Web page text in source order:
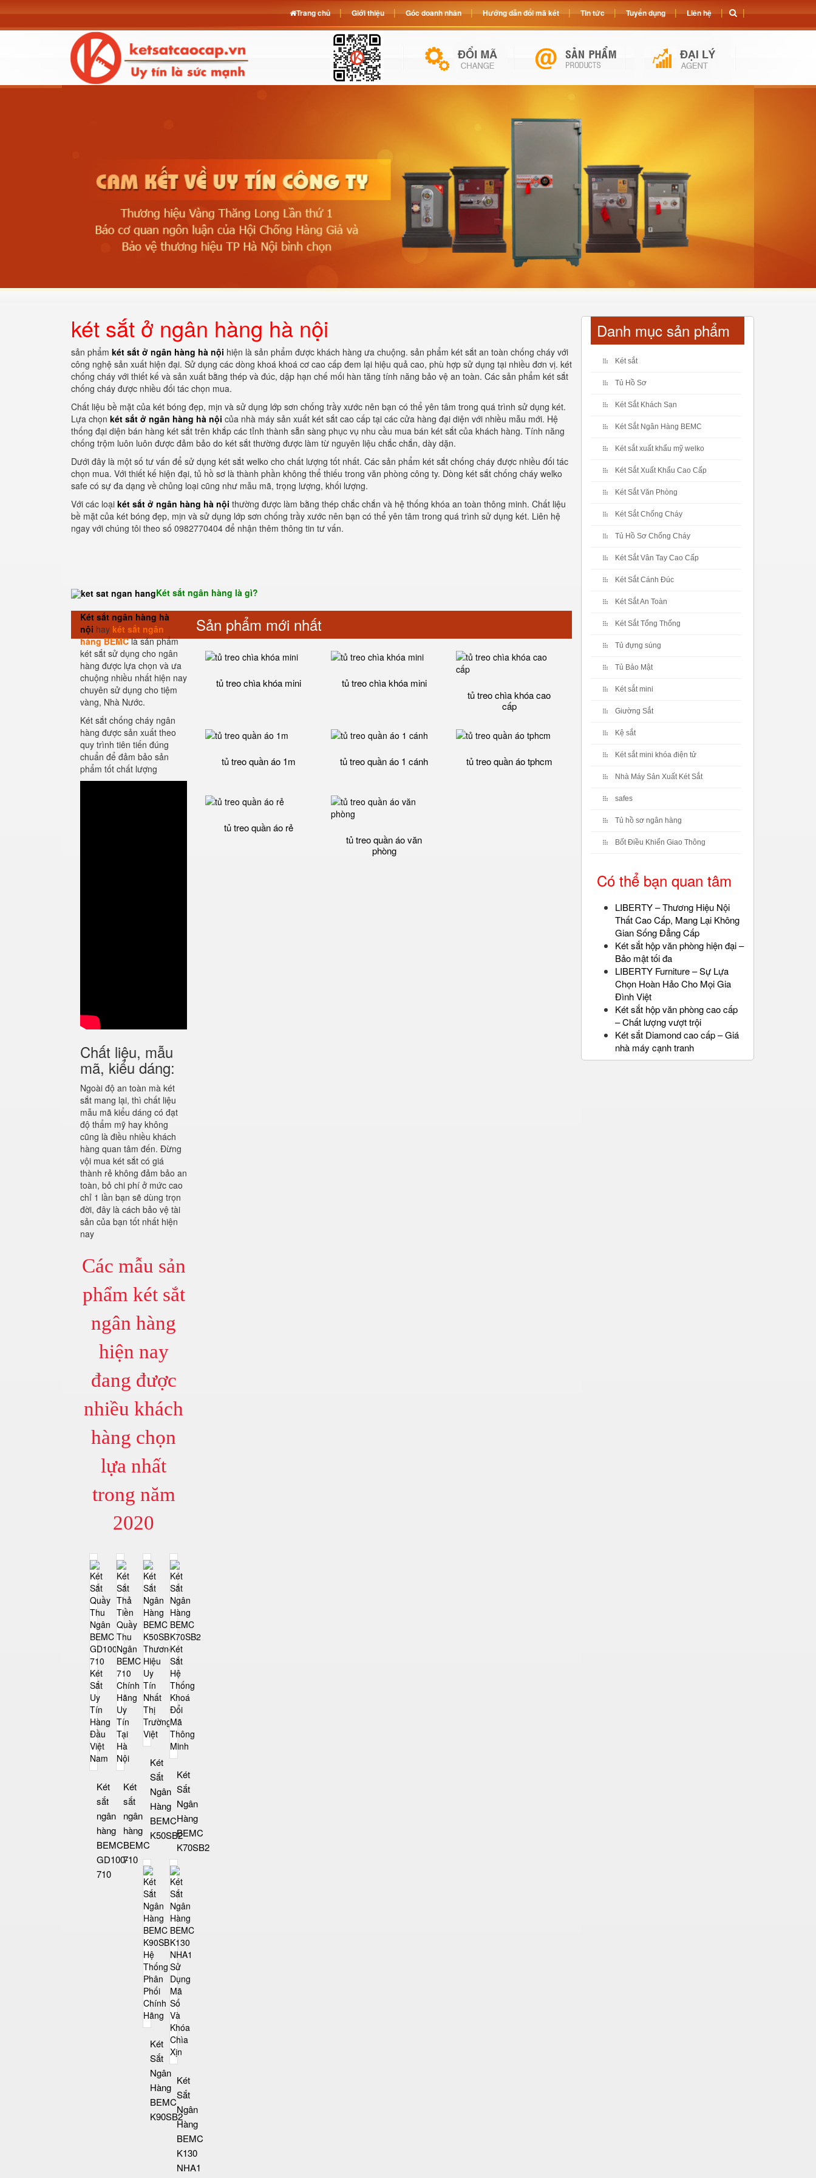
két sắt ở ngân hàng hà nội
sản phẩm két sắt ở ngân hàng hà nội hiện là sản phẩm được khách hàng ưa chuộng. sản phẩm két sắt an toàn chống cháy với
công nghệ sản xuất hiện đại. Sử dụng các dòng khoá khoá cơ cao cấp đem lại hiệu quả cao, phù hợp sử dụng tại nhiều đơn vị. két
chống cháy với thiết kế và sản xuất bằng thép và đúc, dập hạn chế mối hàn tăng tính năng bảo vệ an toàn. Các sản phẩm két sắt
chống cháy được nhiều đối tác chọn mua.
Chất liệu bề mặt của két bóng đẹp, mịn và sử dụng lớp sơn chống trầy xước nên bạn có thể yên tâm trong quá trình sử dụng két.
Lựa chọn két sắt ở ngân hàng hà nội của nhà máy sản xuất két sắt cao cấp tại các cửa hàng đại diện với nhiều mẫu mới. Hệ
thống đại diện bán hàng két sắt trên khắp các tỉnh thành sẵn sàng phục vụ nhu cầu mua bán két sắt của khách hàng. Tính năng
chống trộm luôn luôn được đảm bảo do két sắt thường được làm từ nguyên liệu chắc chắn, dày dặn.
Dưới đây là một số tư vấn để sử dụng két sắt welko cho chất lượng tốt nhất. Các sản phẩm két sắt chống cháy được nhiều đối tác
chọn mua. Với thiết kế hiện đại, tủ hồ sơ là thành phần không thể thiếu trong văn phòng công ty. Dòng két sắt chống cháy welko
safe có sự đa dạng về chủng loại cũng như mẫu mã, trọng lượng, khối lượng.
Với các loại két sắt ở ngân hàng hà nội thường được làm bằng thép chắc chắn và hệ thống khóa an toàn thông minh. Chất liệu
bề mặt của két bóng đẹp, mịn và sử dụng lớp sơn chống trầy xước nên bạn có thể yên tâm trong quá trình sử dụng két. Liên hệ
ngay với chúng tôi theo số 0982770404 để nhận thêm thông tin tư vấn.
Két sắt ngân hàng là gì?
Két sắt ngân hàng hà
nội hay két sắt ngân
hàng BEMClà sản phẩm
két sắt sử dụng cho ngân
hàng được lựa chọn và ưa
chuộng nhiều nhất hiện nay
chuyên sử dụng cho tiệm
vàng, Nhà Nước.
Két sắt chống cháy ngân
hàng được sản xuất theo
quy trình tiên tiến đúng
chuẩn để đảm bảo sản
phẩm tốt chất lượng
Chất liệu, mẫu
mã, kiểu dáng:
Ngoài độ an toàn mà két
sắt mang lại, thì chất liệu
mẫu mã kiểu dáng có đạt
độ thẩm mỹ hay không
cũng là điều nhiều khách
hàng quan tâm đến. Đừng
vội mua két sắt có giá
thành rẻ không đảm bảo an
toàn, bỏ chi phí ở mức cao
chỉ 1 lần bạn sẽ dùng trọn
đời, đây là cách bảo vệ tài
sản của bạn tốt nhất hiện
nay
Các mẫu sản
phẩm két sắt
ngân hàng
hiện nay
đang được
nhiều khách
hàng chọn
lựa nhất
trong năm
2020
Két
sắt
ngân
hàng
BEMC
GD100-
710
Két
sắt
ngân
hàng
BEMC
710
Két
Sắt
Ngân
Hàng
BEMC
K50SB2
Két
Sắt
Ngân
Hàng
BEMC
K70SB2
Két
Sắt
Ngân
Hàng
BEMC
K90SB2
Két
Sắt
Ngân
Hàng
BEMC
K130
NHA1
Sản phẩm mới nhất
tủ treo chìa khóa mini
tủ treo chìa khóa mini
tủ treo chìa khóa cao
cấp
tủ treo quần áo 1m tủ treo quần áo 1 cánh tủ treo quần áo tphcm
tủ treo quần áo rẻ
tủ treo quần áo văn
phòng
Danh mục sản phẩm
Két sắt
Tủ Hồ Sơ
Két Sắt Khách Sạn
Két Sắt Ngân Hàng BEMC
Két sắt xuất khẩu mỹ welko
Két Sắt Xuất Khẩu Cao Cấp
Két Sắt Văn Phòng
Két Sắt Chống Cháy
Tủ Hồ Sơ Chống Cháy
Két Sắt Vân Tay Cao Cấp
Két Sắt Cánh Đúc
Két Sắt An Toàn
Két Sắt Tổng Thống
Tủ đựng súng
Tủ Bảo Mật
Két sắt mini
Giường Sắt
Kệ sắt
Két sắt mini khóa điện tử
Nhà Máy Sản Xuất Két Sắt
safes
Tủ hồ sơ ngân hàng
Bốt Điều Khiển Giao Thông
Có thể bạn quan tâm
LIBERTY – Thương Hiệu Nội
Thất Cao Cấp, Mang Lại Không
Gian Sống Đẳng Cấp
Két sắt hộp văn phòng hiện đại –
Bảo mật tối đa
LIBERTY Furniture – Sự Lựa
Chọn Hoàn Hảo Cho Mọi Gia
Đình Việt
Két sắt hộp văn phòng cao cấp
– Chất lượng vượt trội
Két sắt Diamond cao cấp – Giá
nhà máy cạnh tranh
Trang chủ Giới thiệu Góc doanh nhân Hướng dẫn đổi mã két Tin tức Tuyển dụng Liên hệ